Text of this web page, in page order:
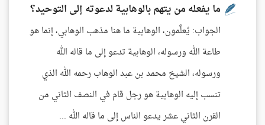
ما يفعله من يتهم بالوهابية لدعوته إلى التوحيد؟
الجواب: يُعلَّمون، الوهابية ما هنا مذهب الوهابي، إنما هو
طاعة الله ورسوله، الوهابية تدعو إلى ما قاله الله
ورسوله، الشيخ محمد بن عبد الوهاب رحمه الله الذي
تنسب إليه الوهابية هو رجل قام في النصف الثاني من
القرن الثاني عشر يدعو الناس إلى ما قاله الله ...